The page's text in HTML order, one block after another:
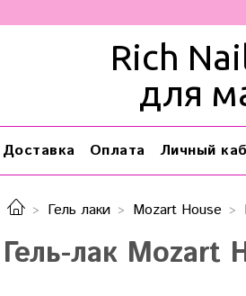
Rich
для
Доставка Оплата Личный
Гель лаки Mozart House
Гель-лак Mozart